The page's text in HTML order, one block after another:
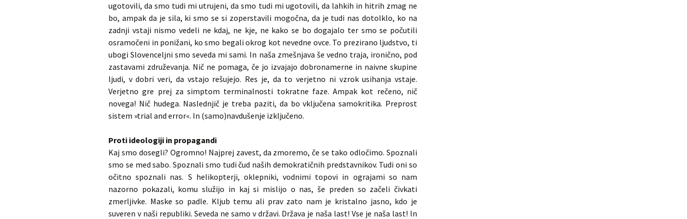
ugotovili, da smo tudi mi utrujeni, da smo tudi mi ugotovili, da lahkih in hitrih zmag ne
bo, ampak da je sila, ki smo se si zoperstavili mogočna, da je tudi nas dotolklo, ko na
zadnji vstaji nismo vedeli ne kdaj, ne kje, ne kako se bo dogajalo ter smo se počutili
osramočeni in ponižani, ko smo begali okrog kot nevedne ovce. To prezirano ljudstvo, ti
ubogi Slovenceljni smo seveda mi sami. In naša zmešnjava še vedno traja, ironično, pod
zastavami združevanja. Nič ne pomaga, če jo izvajajo dobronamerne in naivne skupine
ljudi, v dobri veri, da vstajo rešujejo. Res je, da to verjetno ni vzrok usihanja vstaje.
Verjetno gre prej za simptom terminalnosti tokratne faze. Ampak kot rečeno, nič
novega! Nič hudega. Naslednjič je treba paziti, da bo vključena samokritika. Preprost
sistem »trial and error«. In (samo)navdušenje izključeno.
Proti ideologiji in propagandi
Kaj smo dosegli? Ogromno! Najprej zavest, da zmoremo, če se tako odločimo. Spoznali
smo se med sabo. Spoznali smo tudi čud naših demokratičnih predstavnikov. Tudi oni so
očitno spoznali nas. S helikopterji, oklepniki, vodnimi topovi in ograjami so nam
nazorno pokazali, komu služijo in kaj si mislijo o nas, še preden so začeli čivkati
zmerljivke. Maske so padle. Kljub temu ali prav zato nam je kristalno jasno, kdo je
suveren v naši republiki. Seveda ne samo v državi. Država je naša last! Vse je naša last! In